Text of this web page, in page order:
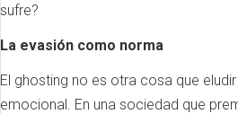
sufre?
La evasión como norma
El ghosting no es otra cosa que
emocional. En una sociedad que